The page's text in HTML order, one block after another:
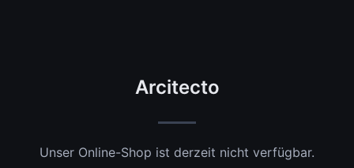
Arcitecto
Unser Online-Shop ist derzeit nicht verfügbar.